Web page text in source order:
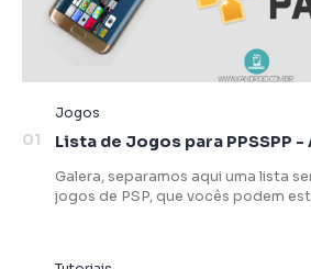
Lista de Jogos para PPSSPP
Galera, separamos aqui uma lista
jogos de PSP, que vocês podem